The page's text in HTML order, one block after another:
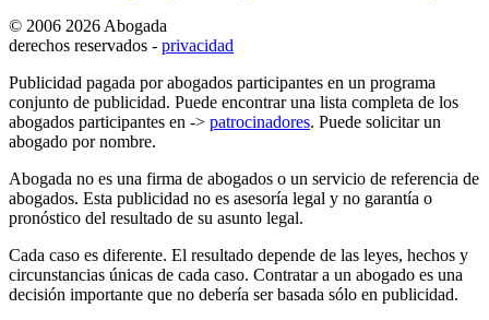
© 2006 2026 Abogada
derechos reservados - privacidad
Publicidad pagada por abogados participantes en un programa
conjunto de publicidad. Puede encontrar una lista completa de los
abogados participantes en -> patrocinadores. Puede solicitar un
abogado por nombre.
Abogada no es una firma de abogados o un servicio de referencia de
abogados. Esta publicidad no es asesoría legal y no garantía o
pronóstico del resultado de su asunto legal.
Cada caso es diferente. El resultado depende de las leyes, hechos y
circunstancias únicas de cada caso. Contratar a un abogado es una
decisión importante que no debería ser basada sólo en publicidad.